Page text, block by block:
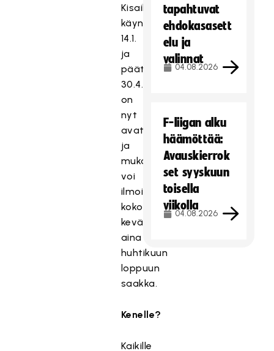
Kisailu
käynnistyi
14.1.
ja
päättyy
30.4.
on
nyt
avattu
ja
mukaan
voi
ilmoittautua
koko
kevään,
aina
huhtikuun
loppuun
saakka.
Kenelle?
Kaikille
tapahtuvat
ehdokasasett
elu ja
valinnat
04.08.2026
F-liigan alku
häämöttää:
Avauskierrok
set syyskuun
toisella
viikolla
04.08.2026